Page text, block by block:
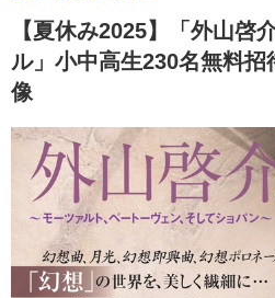
【夏休み2025】「外山啓
ル」小中高生230名無料
像